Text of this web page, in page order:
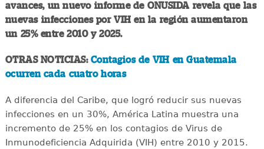
avances, un nuevo informe de ONUSIDA revela que las
nuevas infecciones por VIH en la región aumentaron
un 25% entre 2010 y 2025.
OTRAS NOTICIAS: Contagios de VIH en Guatemala
ocurren cada cuatro horas
A diferencia del Caribe, que logró reducir sus nuevas
infecciones en un 30%, América Latina muestra una
incremento de 25% en los contagios de Virus de
Inmunodeficiencia Adquirida (VIH) entre 2010 y 2015.